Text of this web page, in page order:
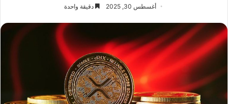
أغسطس 30, 2025 دقيقة واحدة